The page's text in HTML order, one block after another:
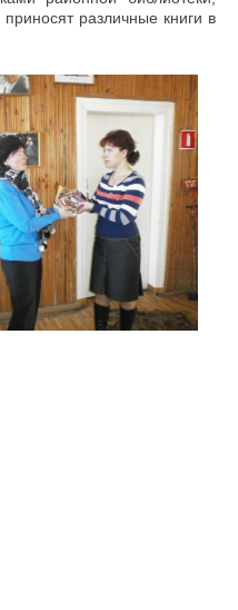
различные книги в